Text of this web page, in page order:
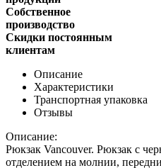
Собственное
производство
Скидки постоянным
клиентам
Описание
Характеристики
Транспортная упаковка
Отзывы
Описание:
Рюкзак Vancouver. Рюкзак с
отделением на молнии,